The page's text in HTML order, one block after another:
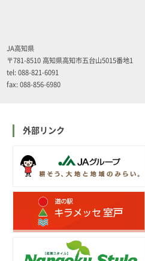
JA高知県
〒781-8510 高知県高知市五台山5015番地1
tel: 088-821-6091
fax: 088-856-6980
外部リンク